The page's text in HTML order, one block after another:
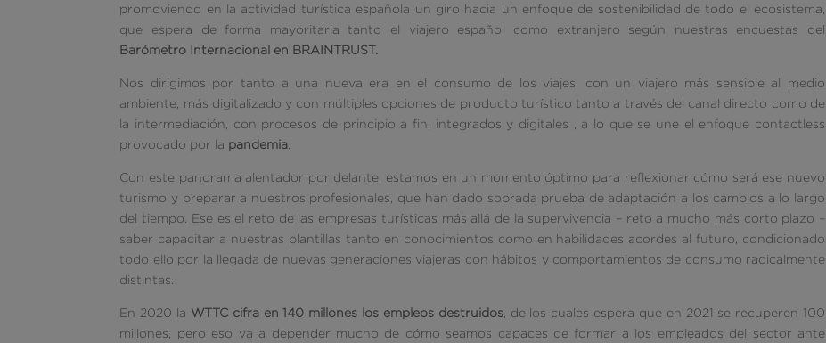
promoviendo en la actividad turística española un giro hacia un enfoque de sostenibilidad de todo el ecosistema,
que espera de forma mayoritaria tanto el viajero español como extranjero según nuestras encuestas del
Barómetro Internacional en BRAINTRUST.
Nos dirigimos por tanto a una nueva era en el consumo de los viajes, con un viajero más sensible al medio
ambiente, más digitalizado y con múltiples opciones de producto turístico tanto a través del canal directo como de
la intermediación, con procesos de principio a fin, integrados y digitales , a lo que se une el enfoque contactless
provocado por la pandemia
Con este panorama alentador por delante, estamos en un momento óptimo para reflexionar cómo será ese nuevo
turismo y preparar a nuestros profesionales, que han dado sobrada prueba de adaptación a los cambios a lo largo
del tiempo. Ese es el reto de las empresas turísticas más allá de la supervivencia – reto a mucho más corto plazo –
saber capacitar a nuestras plantillas tanto en conocimientos como en habilidades acordes al futuro, condicionado
todo ello por la llegada de nuevas generaciones viajeras con hábitos y comportamientos de consumo radicalmente
distintas.
En 2020 la WTTC cifra en 140 millones los empleos destruidos, de los cuales espera que en 2021 se recuperen 100
millones, pero eso va a depender mucho de cómo seamos capaces de formar a los empleados del sector ante